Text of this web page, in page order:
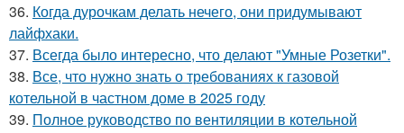
36. Когда дурочкам делать нечего, они придумывают
лайфхаки.
37. Всегда было интересно, что делают "Умные Розетки".
38. Все, что нужно знать о требованиях к газовой
котельной в частном доме в 2025 году
39. Полное руководство по вентиляции в котельной